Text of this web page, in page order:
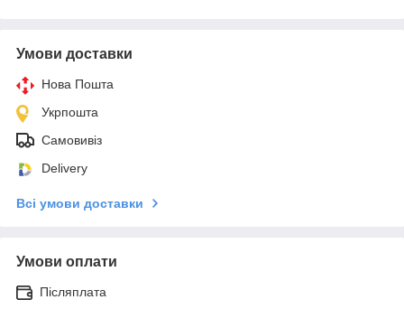
Умови доставки
Нова Пошта
Укрпошта
Самовивіз
Delivery
Всі умови доставки
Умови оплати
Післяплата